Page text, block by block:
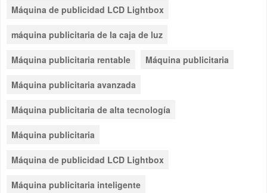
Máquina de publicidad LCD Lightbox
máquina publicitaria de la caja de luz
Máquina publicitaria rentable Máquina publicitaria
Máquina publicitaria avanzada
Máquina publicitaria de alta tecnología
Máquina publicitaria
Máquina de publicidad LCD Lightbox
Máquina publicitaria inteligente